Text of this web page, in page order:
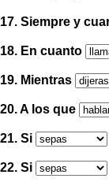
17. Siempre y
18. En cuanto
19. Mientras
20. A los que
21. Si
22. Si